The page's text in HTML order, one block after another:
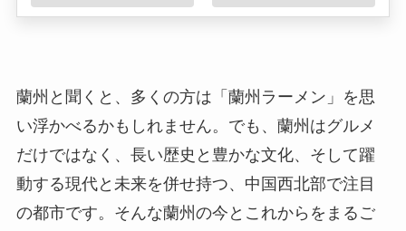
蘭州と聞くと、多くの方は「蘭州ラーメン」を思
い浮かべるかもしれません。でも、蘭州はグルメ
だけではなく、長い歴史と豊かな文化、そして躍
動する現代と未来を併せ持つ、中国西北部で注目
の都市です。そんな蘭州の今とこれからをまるご